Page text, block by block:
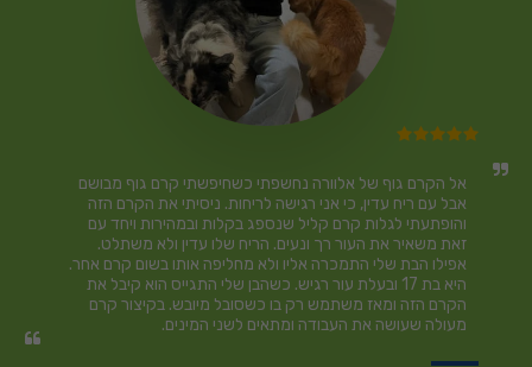
מעולה שעושה את העבודה ומתאים לשני המינים.